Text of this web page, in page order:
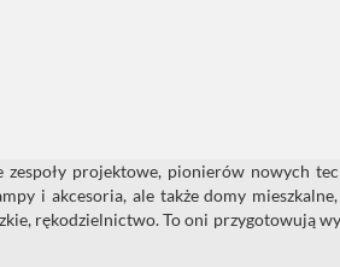
projektowe, pionierów nowych
i akcesoria, ale także domy
rękodzielnictwo. To oni przygotowują